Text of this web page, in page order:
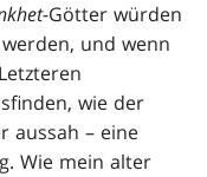
-Götter würden
und wenn
wie der
aussah – eine
Wie mein alter